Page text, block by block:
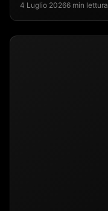
4 Luglio 20266 min lettura